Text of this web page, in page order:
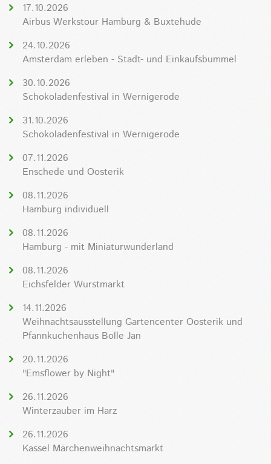
17.10.2026
Airbus Werkstour Hamburg & Buxtehude
24.10.2026
Amsterdam erleben - Stadt- und Einkaufsbummel
30.10.2026
Schokoladenfestival in Wernigerode
31.10.2026
Schokoladenfestival in Wernigerode
07.11.2026
Enschede und Oosterik
08.11.2026
Hamburg individuell
08.11.2026
Hamburg - mit Miniaturwunderland
08.11.2026
Eichsfelder Wurstmarkt
14.11.2026
Weihnachtsausstellung Gartencenter Oosterik und
Pfannkuchenhaus Bolle Jan
20.11.2026
"Emsflower by Night"
26.11.2026
Winterzauber im Harz
26.11.2026
Kassel Märchenweihnachtsmarkt